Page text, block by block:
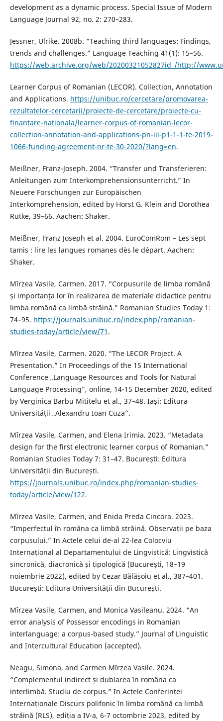
development as a dynamic process. Special Issue of Modern
Language Journal 92, no. 2: 270–283.
Jessner, Ulrike. 2008b. “Teaching third languages: Findings,
trends and challenges.” Language Teaching 41(1): 15–56.
https://web.archive.org/web/20200321052827id_/http://
Learner Corpus of Romanian (LECOR). Collection, Annotation
and Applications. https://unibuc.ro/cercetare/promovarea-
rezultatelor-cercetarii/proiecte-de-cercetare/proiecte-cu-
finantare-nationala/learner-corpus-of-romanian-lecor-
collection-annotation-and-applications-pn-iii-p1-1-1-te-2019-
1066-funding-agreement-nr-te-30-2020/?lang=en.
Meißner, Franz-Joseph. 2004. “Transfer und Transferieren:
Anleitungen zum Interkomprehensionsunterricht.” In
Neuere Forschungen zur Europäischen
Interkomprehension, edited by Horst G. Klein and Dorothea
Rutke, 39–66. Aachen: Shaker.
Meißner, Franz Joseph et al. 2004. EuroComRom – Les sept
tamis : lire les langues romanes dès le départ. Aachen:
Shaker.
Mîrzea Vasile, Carmen. 2017. “Corpusurile de limba română
și importanța lor în realizarea de materiale didactice pentru
limba română ca limbă străină.” Romanian Studies Today 1:
74–95. https://journals.unibuc.ro/index.php/romanian-
studies-today/article/view/71 .
Mîrzea Vasile, Carmen. 2020. “The LECOR Project. A
Presentation.” In Proceedings of the 15 International
Conference „Language Resources and Tools for Natural
Language Processing”, online, 14-15 December 2020, edited
by Verginica Barbu Mititelu et al., 37–48. Iași: Editura
Universității „Alexandru Ioan Cuza”.
Mîrzea Vasile, Carmen, and Elena Irimia. 2023. “Metadata
design for the first electronic learner corpus of Romanian.”
Romanian Studies Today 7: 31–47. București: Editura
Universității din București.
https://journals.unibuc.ro/index.php/romanian-studies-
today/article/view/122.
Mîrzea Vasile, Carmen, and Enida Preda Cincora. 2023.
“Imperfectul în româna ca limbă străină. Observații pe baza
corpusului.” In Actele celui de-al 22-lea Colocviu
Internațional al Departamentului de Lingvistică: Lingvistică
sincronică, diacronică și tipologică (Bucureşti, 18–19
noiembrie 2022), edited by Cezar Bălășoiu et al., 387–401.
București: Editura Universității din București.
Mîrzea Vasile, Carmen, and Monica Vasileanu. 2024. “An
error analysis of Possessor encodings in Romanian
interlanguage: a corpus-based study.” Journal of Linguistic
and Intercultural Education (accepted).
Neagu, Simona, and Carmen Mîrzea Vasile. 2024.
“Complementul indirect și dublarea în româna ca
interlimbă. Studiu de corpus.” In Actele Conferinței
Internaționale Discurs polifonic în limba română ca limbă
străină (RLS), ediția a IV-a, 6-7 octombrie 2023, edited by